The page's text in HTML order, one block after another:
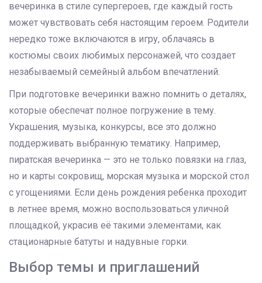
вечеринка в стиле супергероев, где каждый гость
может чувствовать себя настоящим героем. Родители
нередко тоже включаются в игру, облачаясь в
костюмы своих любимых персонажей, что создает
незабываемый семейный альбом впечатлений.
При подготовке вечеринки важно помнить о деталях,
которые обеспечат полное погружение в тему.
Украшения, музыка, конкурсы, все это должно
поддерживать выбранную тематику. Например,
пиратская вечеринка — это не только повязки на глаз,
но и карты сокровищ, морская музыка и морской стол
с угощениями. Если день рождения ребенка проходит
в летнее время, можно воспользоваться уличной
площадкой, украсив её такими элементами, как
стационарные батуты и надувные горки.
Выбор темы и приглашений